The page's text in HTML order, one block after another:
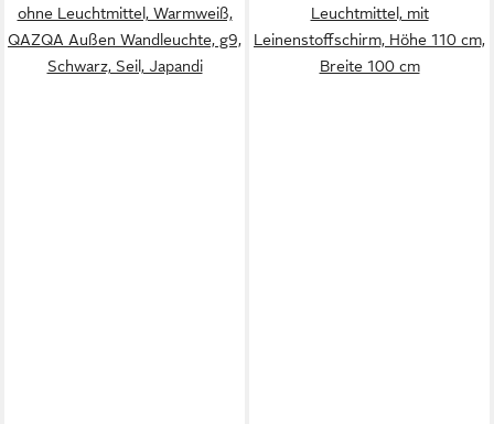
ohne Leuchtmittel, Warmweiß,
QAZQA Außen Wand­leuchte, g9,
Schwarz, Seil, Japandi
Leuchtmittel, mit
Leinenstoffschirm, Höhe 110 cm,
Breite 100 cm